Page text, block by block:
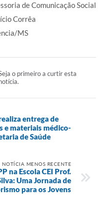
de Comunicação Social
Corrêa
MS
o primeiro a curtir esta
entrega de
e materiais médico-
de Saúde
NOTÍCIA MENOS RECENTE
na Escola CEI Prof.
Uma Jornada de
para os Jovens